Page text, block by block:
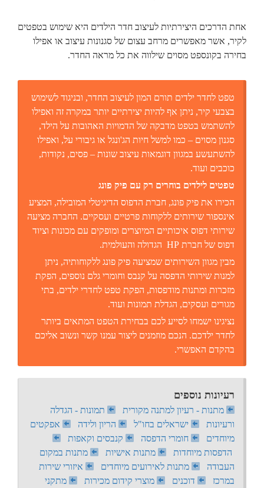
אחת הדרכים היצירתיות לעיצוב חדר הילדים היא שימוש בטפטים
לקיר, אשר מאפשרים מרחב עצום של סגנונות עיצוב או אפילו
בחירה בקונספט מסוים שילווה את כל מראה החדר.
טפט לחדר ילדים תורם המון לעיצוב החדר, ובניגוד לשימוש
בצבעי קיר, ניתן אף להיות יצירתיים יותר במקרה זה ואפילו
להשתמש בטפט מדבקה של הדמויות האהובות על הילד,
סגנון מסוים – כמו למשל חיות הג'ונגל או גיבורי על, ואפילו
להשתעשע במגוון דוגמאות עיצוב שונות – פסים, נקודות,
כוכבים ועוד.
טפטים לילדים בוחרים רק עם פיק פונג
הכירו את פיק פונג, חברת הדפוס הדיגיטלי המובילה, המציע
אינספור שירותים ללקוחות פרטיים ועסקיים. החברה מציעה
שירותי דפוס איכותיים המיוצרים ומופקים עם מכונות וציוד
דפוס של חברת HP הגדולה והעולמית.
מבין מגוון השירותים שמציעה פיק פונג ללקוחותיה, ניתן
למנות שירותי הדפסה על קנבס וחומרי גלם נוספים, הפקת
מזכרות ומתנות מודפסות, הפקת טפט לחדרי ילדים, בתי
מגורים ועסקים, הגדלת תמונות ועוד.
נציגינו ישמחו לסייע לכם בבחירת הטפט המתאים ביותר
לחדר ילדכם. הנכם מוזמנים ליצור עמנו קשר ונשוב אליכם
בהקדם האפשרי.
רעיונות נוספים
מתנות - רעיון למתנה מקורית
תמונות - הגדלה
ורעיונות
ישראלים בחו"ל הריון ולידה
אפקטים
מיוחדים
חומרי הדפסה
קנבסים וקאפות
הדפסות מיוחדות
מתנות אישיות
מתנות במקום
העבודה
מתנות לאירועים מיוחדים
איזורי שירות
במרכז
דוכנים מוצרי קידום מכירות
מתקני